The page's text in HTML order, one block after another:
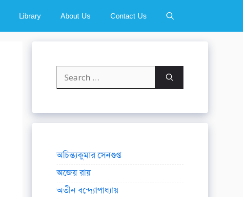
Library About Us Contact Us
Search
for:
অচিন্ত্যকুমার সেনগুপ্ত
অজেয় রায়
অতীন বন্দ্যোপাধ্যায়